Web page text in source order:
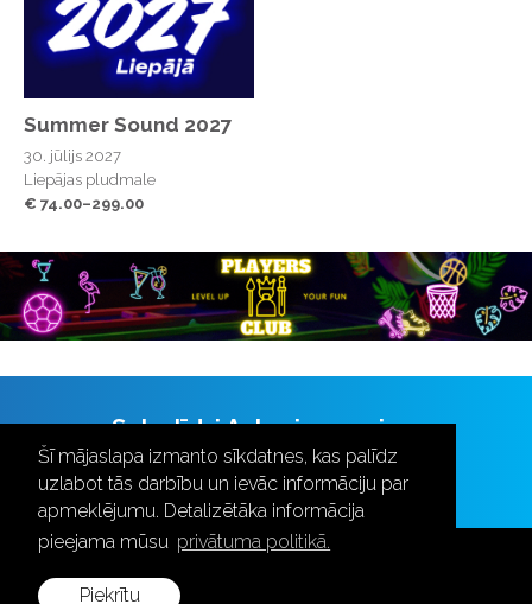
Šī mājaslapa izmanto sīkdatnes, kas palīdz
uzlabot tās darbību un ievāc informāciju par
apmeklējumu. Detalizētāka informācija
pieejama mūsu privātuma politikā.
Piekrītu
Summer Sound 2027
30. jūlijs 2027
Liepājas pludmale
€ 74.00–299.00
Seko līdzi Aulas jaunumiem